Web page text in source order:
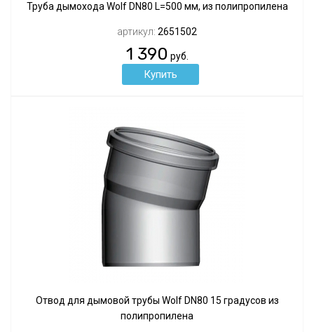
Труба дымохода Wolf DN80 L=500 мм, из полипропилена
артикул: 2651502
1 390 руб.
Отвод для дымовой трубы Wolf DN80 15 градусов из
полипропилена